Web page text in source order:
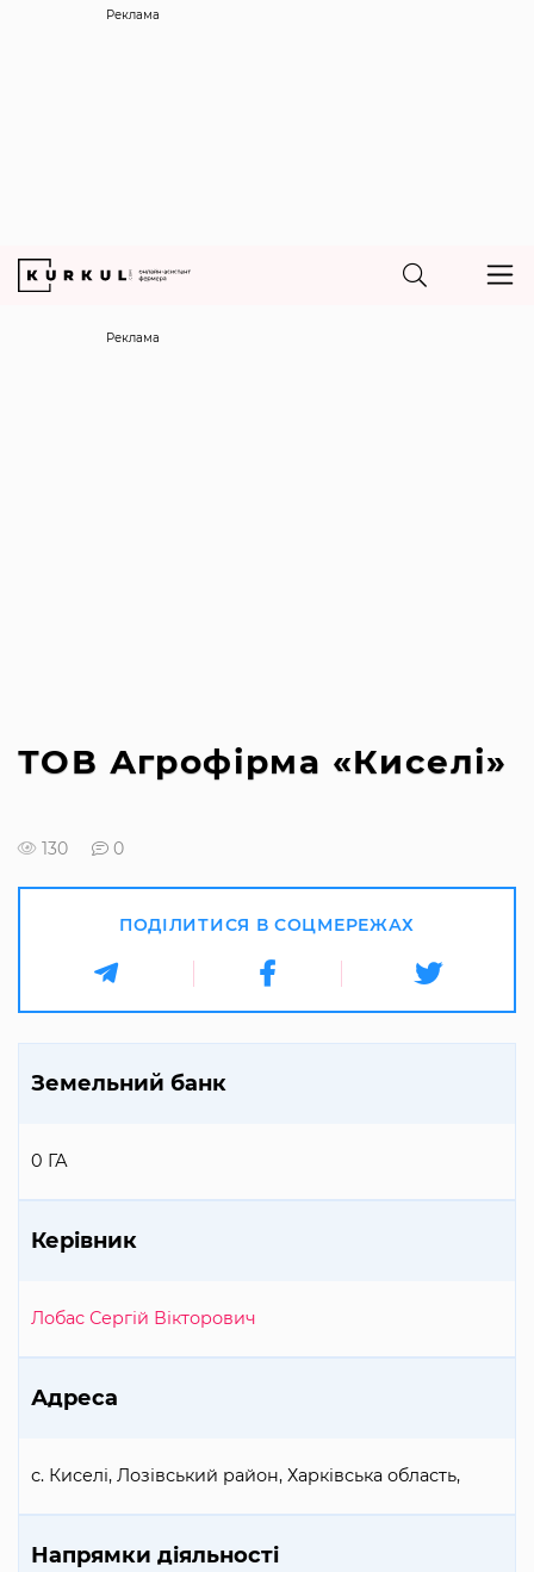
Реклама
ТОВ Агрофірма «Киселі»
130 0
ПОДІЛИТИСЯ В СОЦМЕРЕЖАХ
Земельний банк
0 ГА
Керівник
Лобас Сергій Вікторович
Адреса
с. Киселі, Лозівський район, Харківська область,
Напрямки діяльності
Реклама